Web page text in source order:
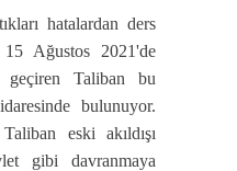
hatalardan ders
15 Ağustos 2021'de
Taliban bu
bulunuyor.
eski akıldışı
gibi davranmaya